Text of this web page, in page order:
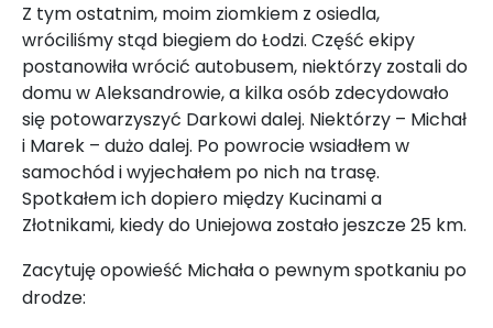
Z tym ostatnim, moim ziomkiem z osiedla,
wróciliśmy stąd biegiem do Łodzi. Część ekipy
postanowiła wrócić autobusem, niektórzy zostali do
domu w Aleksandrowie, a kilka osób zdecydowało
się potowarzyszyć Darkowi dalej. Niektórzy – Michał
i Marek – dużo dalej. Po powrocie wsiadłem w
samochód i wyjechałem po nich na trasę.
Spotkałem ich dopiero między Kucinami a
Złotnikami, kiedy do Uniejowa zostało jeszcze 25 km.
Zacytuję opowieść Michała o pewnym spotkaniu po
drodze: